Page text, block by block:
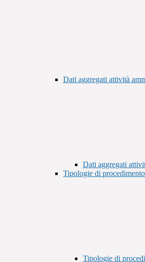
Dati aggregati attività
Dati aggregati
Tipologie di procedimento
Tipologie di